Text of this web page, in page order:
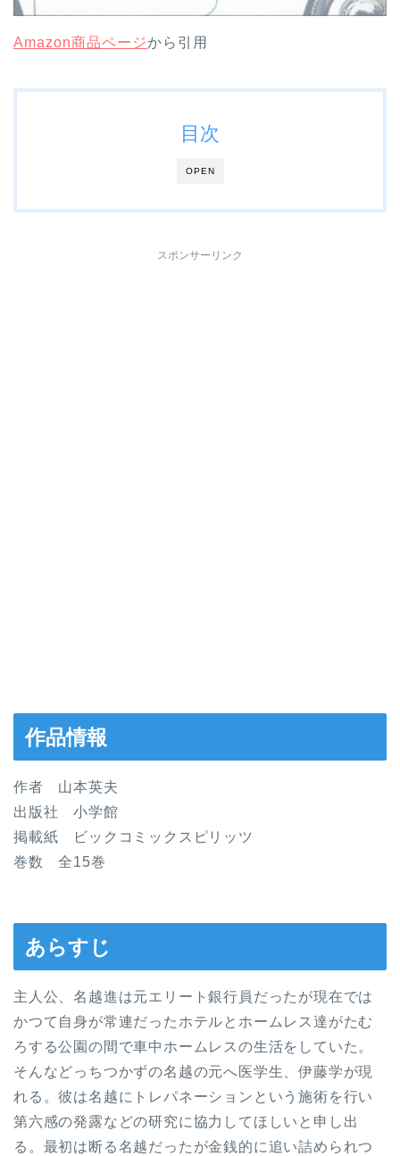
Amazon商品ページから引用
OPEN
目次
スポンサーリンク
作品情報
作者 山本英夫
出版社 小学館
掲載紙 ビックコミックスピリッツ
巻数 全15巻
あらすじ
主人公、名越進は元エリート銀行員だったが現在では
かつて自身が常連だったホテルとホームレス達がたむ
ろする公園の間で車中ホームレスの生活をしていた。
そんなどっちつかずの名越の元へ医学生、伊藤学が現
れる。彼は名越にトレパネーションという施術を行い
第六感の発露などの研究に協力してほしいと申し出
る。最初は断る名越だったが金銭的に追い詰められつ